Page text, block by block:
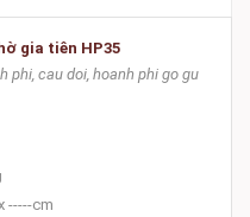
gia tiên HP35
phi, cau doi, hoanh phi go gu
-----cm